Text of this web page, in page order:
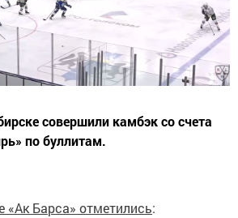
совершили камбэк со счета
по буллитам.
Барса» отметились: